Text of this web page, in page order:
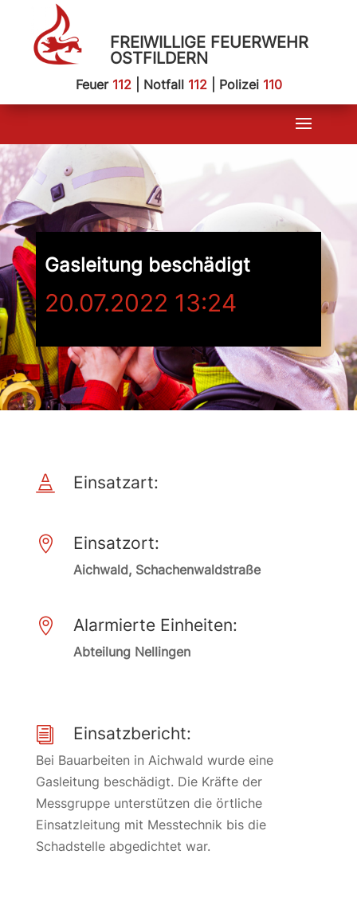
FREIWILLIGE FEUERWEHR
OSTFILDERN
Feuer 112| Notfall 112| Polizei 110
Gasleitung beschädigt
20.07.2022 13:24
 Einsatzart:
 Einsatzort:
Aichwald, Schachenwaldstraße
 Alarmierte Einheiten:
Abteilung Nellingen
i Einsatzbericht:
Bei Bauarbeiten in Aichwald wurde eine
Gasleitung beschädigt. Die Kräfte der
Messgruppe unterstützen die örtliche
Einsatzleitung mit Messtechnik bis die
Schadstelle abgedichtet war.